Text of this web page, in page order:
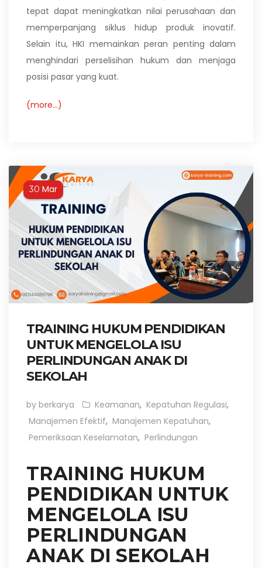
tepat dapat meningkatkan nilai perusahaan dan
memperpanjang siklus hidup produk inovatif.
Selain itu, HKI memainkan peran penting dalam
menghindari perselisihan hukum dan menjaga
posisi pasar yang kuat.
(more…)
30 Mar
TRAINING HUKUM PENDIDIKAN
UNTUK MENGELOLA ISU
PERLINDUNGAN ANAK DI
SEKOLAH
by berkarya Keamanan, Kepatuhan Regulasi,
Manajemen Efektif, Manajemen Kepatuhan,
Pemeriksaan Keselamatan, Perlindungan
TRAINING HUKUM
PENDIDIKAN UNTUK
MENGELOLA ISU
PERLINDUNGAN
ANAK DI SEKOLAH